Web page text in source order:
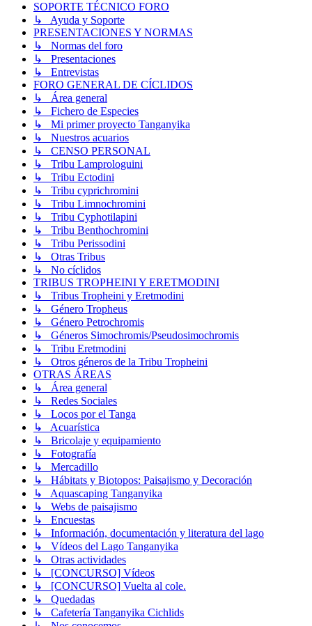
SOPORTE TÉCNICO FORO
↳ Ayuda y Soporte
PRESENTACIONES Y NORMAS
↳ Normas del foro
↳ Presentaciones
↳ Entrevistas
FORO GENERAL DE CÍCLIDOS
↳ Área general
↳ Fichero de Especies
↳ Mi primer proyecto Tanganyika
↳ Nuestros acuarios
↳ CENSO PERSONAL
↳ Tribu Lamprologuini
↳ Tribu Ectodini
↳ Tribu cyprichromini
↳ Tribu Limnochromini
↳ Tribu Cyphotilapini
↳ Tribu Benthochromini
↳ Tribu Perissodini
↳ Otras Tribus
↳ No cíclidos
TRIBUS TROPHEINI Y ERETMODINI
↳ Tribus Tropheini y Eretmodini
↳ Género Tropheus
↳ Género Petrochromis
↳ Géneros Simochromis/Pseudosimochromis
↳ Tribu Eretmodini
↳ Otros géneros de la Tribu Tropheini
OTRAS ÁREAS
↳ Área general
↳ Redes Sociales
↳ Locos por el Tanga
↳ Acuarística
↳ Bricolaje y equipamiento
↳ Fotografía
↳ Mercadillo
↳ Hábitats y Biotopos: Paisajismo y Decoración
↳ Aquascaping Tanganyika
↳ Webs de paisajismo
↳ Encuestas
↳ Información, documentación y literatura del lago
↳ Vídeos del Lago Tanganyika
↳ Otras actividades
↳ [CONCURSO] Vídeos
↳ [CONCURSO] Vuelta al cole.
↳ Quedadas
↳ Cafetería Tanganyika Cichlids